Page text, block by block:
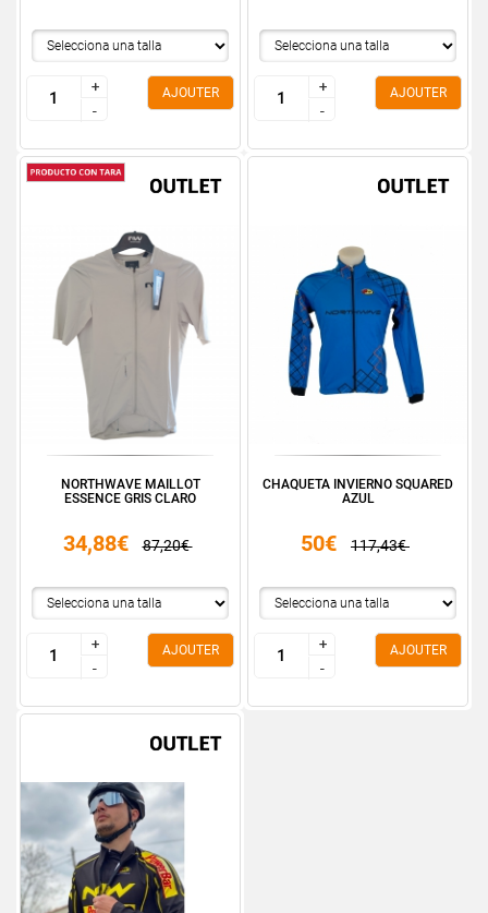
+
-
+
-
AJOUTER
+
-
+
-
AJOUTER
NORTHWAVE MAILLOT
ESSENCE GRIS CLARO
34,88€ 87,20€
+
-
+
-
AJOUTER
CHAQUETA INVIERNO SQUARED
AZUL
50€ 117,43€
+
-
+
-
AJOUTER